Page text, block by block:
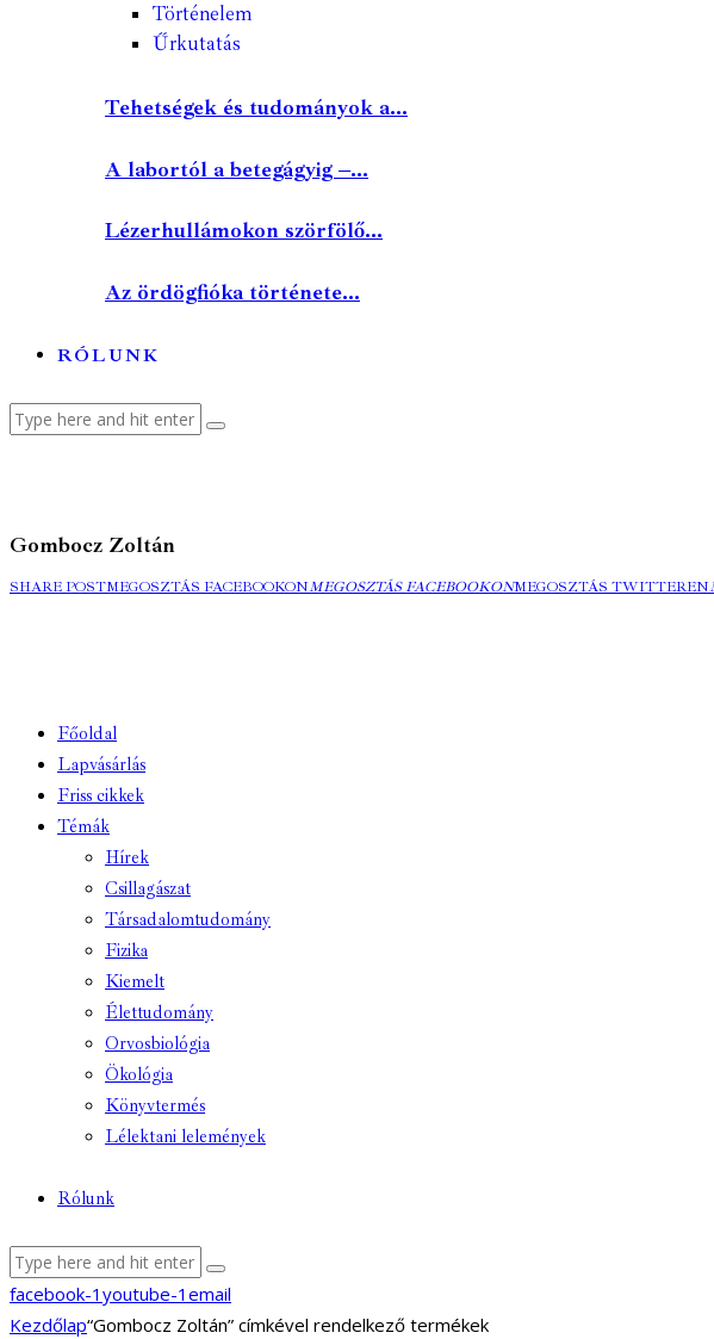
Történelem
Űrkutatás
Tehetségek és tudományok a...
A labortól a betegágyig –...
Lézerhullámokon szörfölő...
Az ördögfióka története...
RÓLUNK
Gombocz Zoltán
SHARE POSTMEGOSZTÁS FACEBOOKONMEGOSZTÁS FACEBOOKONMEGOSZTÁS TWITTEREN
Főoldal
Lapvásárlás
Friss cikkek
Témák
Hírek
Csillagászat
Társadalomtudomány
Fizika
Kiemelt
Élettudomány
Orvosbiológia
Ökológia
Könyvtermés
Lélektani lelemények
Rólunk
facebook-1 youtube-1 email
Kezdőlap“Gombocz Zoltán” címkével rendelkező termékek